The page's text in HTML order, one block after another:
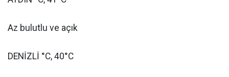
Az bulutlu ve açık
DENİZLİ °C, 40°C